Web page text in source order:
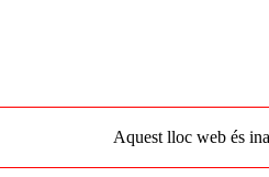
Aquest lloc web és